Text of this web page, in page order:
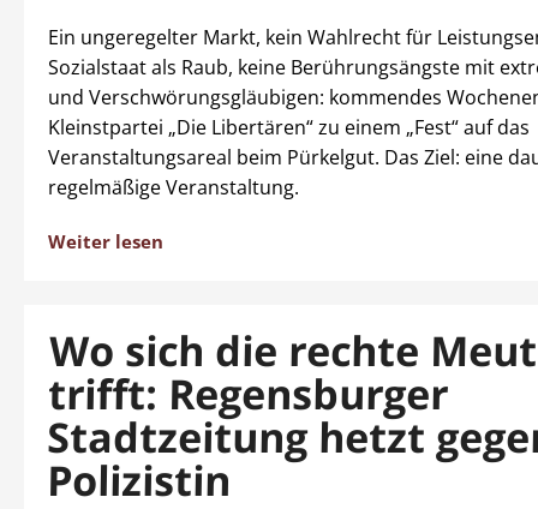
Ein ungeregelter Markt, kein Wahlrecht für
Sozialstaat als Raub, keine Berührungsängste mit
und Verschwörungsgläubigen: kommendes
Kleinstpartei „Die Libertären“ zu einem „Fest“ auf das
Veranstaltungsareal beim Pürkelgut. Das Ziel: eine
regelmäßige Veranstaltung.
Weiter lesen
Wo sich die rechte
trifft: Regensburger
Stadtzeitung hetzt
Polizistin